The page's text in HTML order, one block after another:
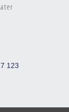
123